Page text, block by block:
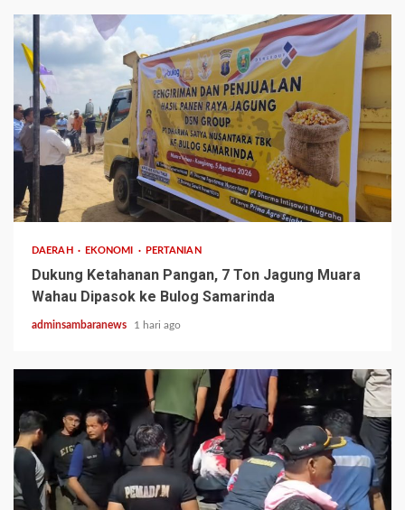
1 min read
DAERAH EKONOMI PERTANIAN
Dukung Ketahanan Pangan, 7 Ton Jagung Muara
Wahau Dipasok ke Bulog Samarinda
adminsambaranews 1 hari ago